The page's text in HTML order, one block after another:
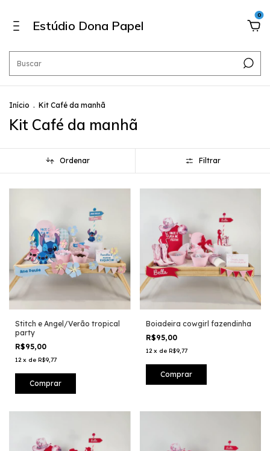
Estúdio Dona Papel
0
Início . Kit Café da manhã
Kit Café da manhã
Ordenar Filtrar
Stitch e Angel/Verão tropical
party
R$95,00
12 x de R$9,77
Boiadeira cowgirl fazendinha
R$95,00
12 x de R$9,77